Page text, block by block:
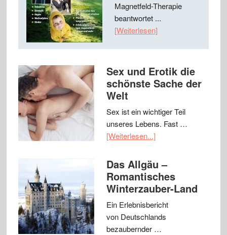
Magnetfeld-Therapie
beantwortet ...
[Weiterlesen]
Sex und Erotik die
schönste Sache der
Welt
Sex ist ein wichtiger Teil
unseres Lebens. Fast …
[Weiterlesen...]
Das Allgäu –
Romantisches
Winterzauber-Land
Ein Erlebnisbericht
von Deutschlands
bezaubernder …